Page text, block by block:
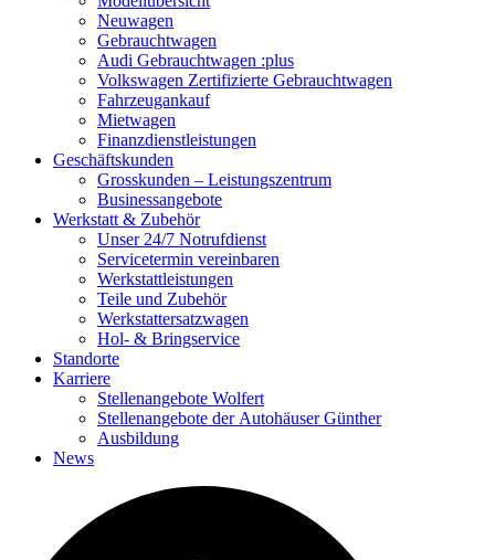
Neuwagen
Gebrauchtwagen
Audi Gebrauchtwagen :plus
Volkswagen Zertifizierte Gebrauchtwagen
Fahrzeugankauf
Mietwagen
Finanzdienstleistungen
Geschäftskunden
Grosskunden – Leistungszentrum
Businessangebote
Werkstatt & Zubehör
Unser 24/7 Notrufdienst
Servicetermin vereinbaren
Werkstattleistungen
Teile und Zubehör
Werkstattersatzwagen
Hol- & Bringservice
Standorte
Karriere
Stellenangebote Wolfert
Stellenangebote der Autohäuser Günther
Ausbildung
News